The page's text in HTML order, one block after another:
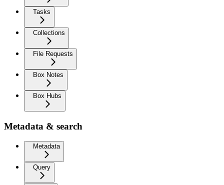
Tasks
Collections
File Requests
Box Notes
Box Hubs
Metadata & search
Metadata
Query